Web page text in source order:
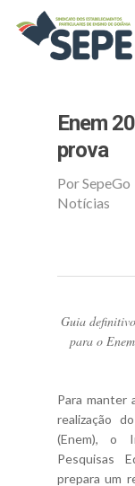
Enem
prova
PorSepeGo
Notícias
Guia
para o
Para manter
realização
(Enem), o
Pesquisas
prepara um